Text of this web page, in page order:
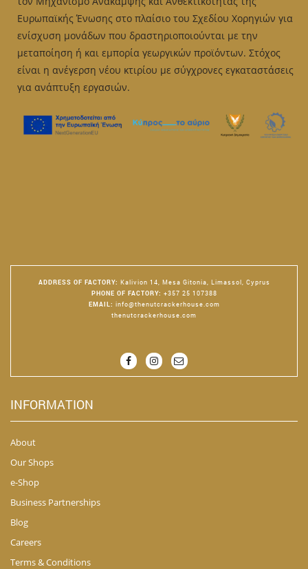
Ευρωπαϊκής Ένωσης στο πλαίσιο του Σχεδίου Χορηγιών για
ενίσχυση μονάδων που δραστηριοποιούνται με την
μεταποίηση ή και εμπορία γεωργικών προϊόντων. Στόχος
είναι η ανέγερση νέου κτιρίου με σύγχρονες εγκαταστάσεις
για ανάπτυξη εργασιών.
ADDRESS OF FACTORY: Kalivion 14, Mesa Gitonia, Limassol, Cyprus
PHONE OF FACTORY: +357 25 107388
EMAIL : info@thenutcrackerhouse.com
thenutcrackerhouse.com
INFORMATION
About
Our Shops
e-Shop
Business Partnerships
Blog
Careers
Terms & Conditions